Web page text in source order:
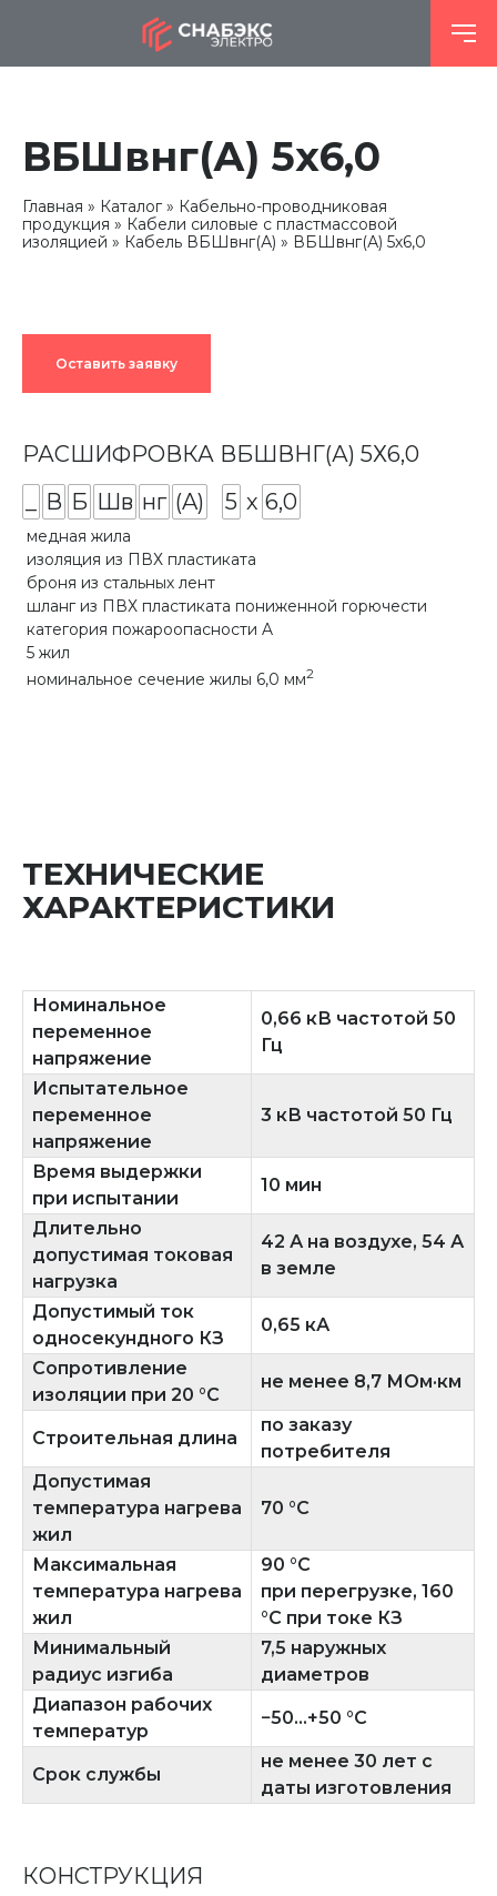
ВБШвнг(А) 5х6,0
Главная Каталог
Кабельно-проводниковая
продукция
Кабели силовые с пластмассовой
изоляцией
Кабель ВБШвнг(А) ВБШвнг(А) 5х6,0
Оставить заявку
РАСШИФРОВКА ВБШВНГ(А) 5Х6,0
В Б Шв нг (A) 5 х 6,0
медная жила
изоляция из ПВХ пластиката
броня из стальных лент
шланг из ПВХ пластиката пониженной горючести
категория пожароопасности A
5 жил
номинальное сечение жилы 6,0 мм2
ТЕХНИЧЕСКИЕ
ХАРАКТЕРИСТИКИ
Номинальное
переменное
напряжение
0,66 кВ частотой 50
Гц
Испытательное
переменное
напряжение
3 кВ частотой 50 Гц
Время выдержки
при испытании
10 мин
Длительно
допустимая токовая
нагрузка
42 А на воздухе, 54 А
в земле
Допустимый ток
односекундного КЗ
0,65 кА
Сопротивление
изоляции при 20 °C
не менее 8,7 МОм·км
Строительная длина
по заказу
потребителя
Допустимая
температура нагрева
жил
70 °C
Максимальная
температура нагрева
жил
90 °C
при перегрузке, 160
°C при токе КЗ
Минимальный
радиус изгиба
7,5 наружных
диаметров
Диапазон рабочих
температур
−50...+50 °C
Срок службы
не менее 30 лет с
даты изготовления
КОНСТРУКЦИЯ